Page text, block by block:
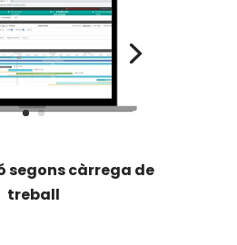
segons càrrega de
treball